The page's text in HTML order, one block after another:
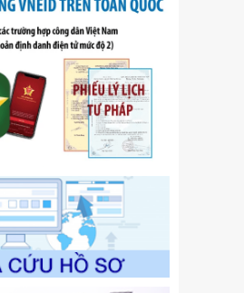
hành Luật Quản lý
21/07/2026
105/2026/TT-BTC
tư số 105/2026/TT-BTC
Bãi bỏ Thông tư số
BТC ngày 19 tháng 12
Bộ trưởng Bộ Tài
dẫn thực hiện xử phạt
chính trong lĩnh vực
nước
21/07/2026
291/2026/NĐ-CP
số 291/2026/NĐ-CP